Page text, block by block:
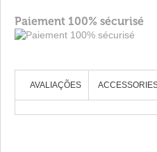
Paiement 100% sécurisé
AVALIAÇÕES